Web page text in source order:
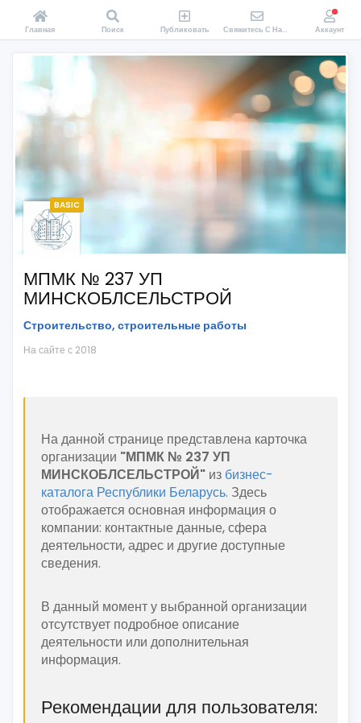
BASIC
МПМК № 237 УП
МИНСКОБЛСЕЛЬСТРОЙ
Строительство, строительные работы
На сайте с 2018
На данной странице представлена карточка
организации "МПМК № 237 УП
МИНСКОБЛСЕЛЬСТРОЙ" из бизнес-
каталога Республики Беларусь. Здесь
отображается основная информация о
компании: контактные данные, сфера
деятельности, адрес и другие доступные
сведения.
В данный момент у выбранной организации
отсутствует подробное описание
деятельности или дополнительная
информация.
Рекомендации для пользователя:
Главная Поиск Публиковать Свяжитесь С Нами Аккаунт